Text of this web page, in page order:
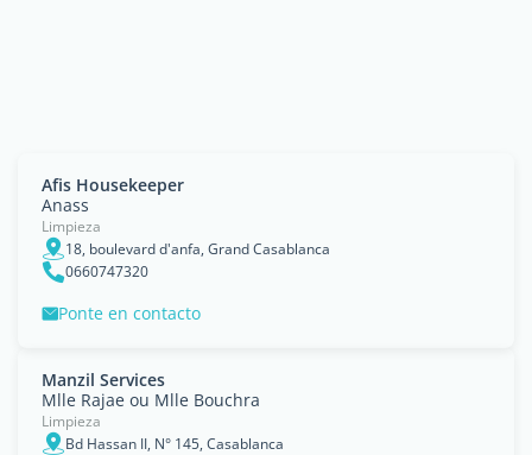
Afis Housekeeper
Anass
Limpieza
18, boulevard d'anfa, Grand Casablanca
0660747320
Ponte en contacto
Manzil Services
Mlle Rajae ou Mlle Bouchra
Limpieza
Bd Hassan II, N° 145, Casablanca